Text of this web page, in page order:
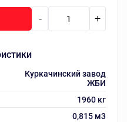
Куркачинский завод
ЖБИ
1960 кг
0,815 м3
- +